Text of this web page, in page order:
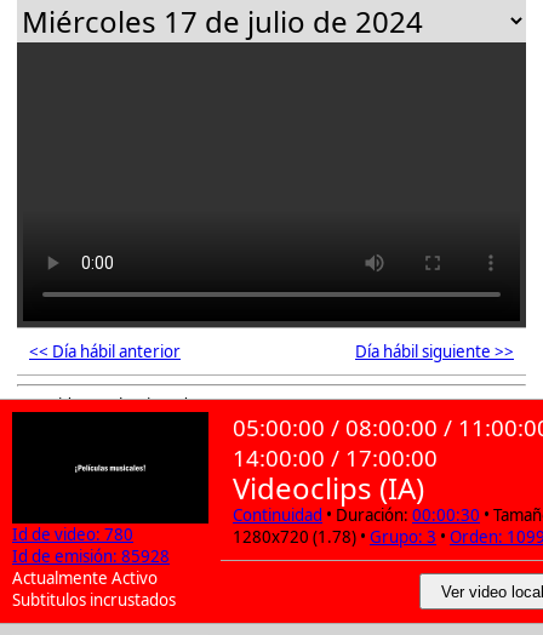
<< Día hábil anterior Día hábil siguiente >>
100 videos seleccionados
Id de video: 780
Id de emisión: 85928
Actualmente Activo
Subtitulos incrustados
05:00:00 / 08:00:00 /
14:00:00 / 17:00:00
Videoclips (IA)
Continuidad • Duración: 00:00:30 •
1280x720 (1.78) • Grupo: 3 • Orden:
Ver video local